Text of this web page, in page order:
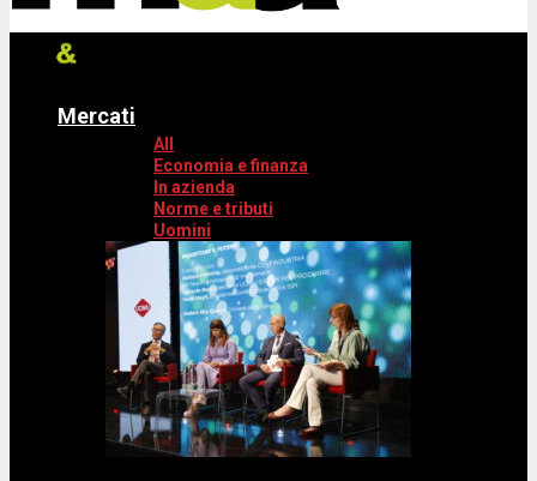
Mercati
All
Economia e finanza
In azienda
Norme e tributi
Uomini